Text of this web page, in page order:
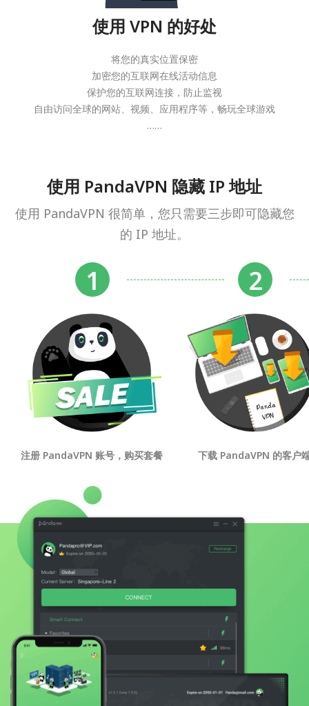
使用 VPN 的好处
将您的真实位置保密
加密您的互联网在线活动信息
保护您的互联网连接，防止监视
自由访问全球的网站、视频、应用程序等，畅玩全球游戏
……
使用 PandaVPN 隐藏 IP 地址
使用 PandaVPN 很简单，您只需要三步即可隐藏您
的 IP 地址。
注册 PandaVPN 账号，购买套餐 下载 PandaVPN 的客户